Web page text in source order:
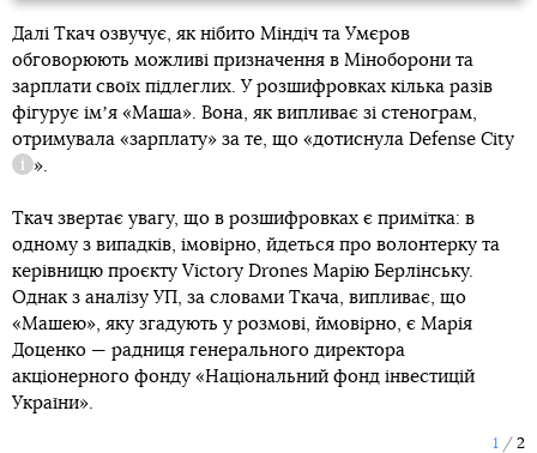
Далі Ткач озвучує, як нібито Міндіч та Умєров
обговорюють можливі призначення в Міноборони та
зарплати своїх підлеглих. У розшифровках кілька разів
фігурує імʼя «Маша». Вона, як випливає зі стенограм,
отримувала «зарплату» за те, що «дотиснула Defense City
Довідка
».
Ткач звертає увагу, що в розшифровках є примітка: в
одному з випадків, імовірно, йдеться про волонтерку та
керівницю проєкту Victory Drones Марію Берлінську.
Однак з аналізу УП, за словами Ткача, випливає, що
«Машею», яку згадують у розмові, ймовірно, є Марія
Доценко — радниця генерального директора
акціонерного фонду «Національний фонд інвестицій
України».
1 2